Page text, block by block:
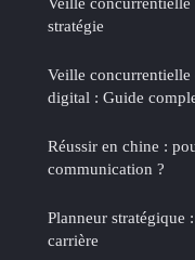
stratégie
Veille
digital : Guide
Réussir en chine :
communication ?
Planneur stratégique
carrière